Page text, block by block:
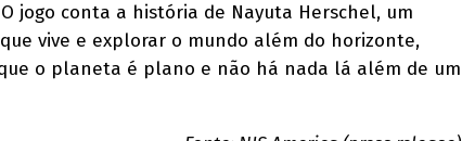
jogo conta a história de Nayuta Herschel, um
vive e explorar o mundo além do horizonte,
o planeta é plano e não há nada lá além de um